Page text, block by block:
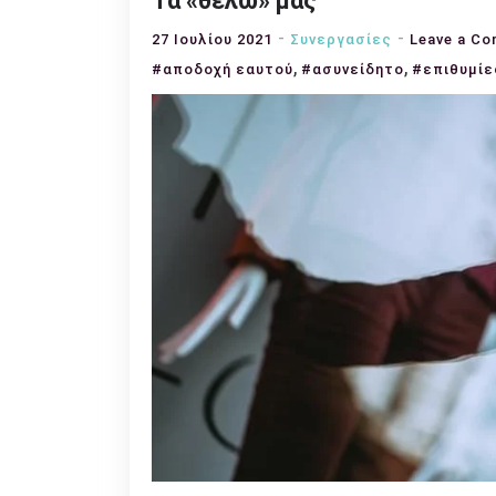
27 Ιουλίου 2021 Συνεργασίες Leave a
#αποδοχή εαυτού, #ασυνείδητο,